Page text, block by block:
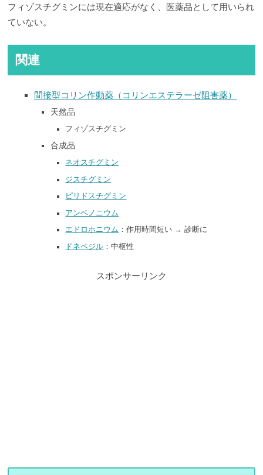
フィゾスチグミンには現在適応がなく、医薬品として用いられ
ていない。
関連
間接型コリン作動薬（コリンエステラーゼ阻害薬）
天然品
フィゾスチグミン
合成品
ネオスチグミン
ジスチグミン
ピリドスチグミン
アンベノニウム
エドロホニウム ：作用時間短い → 診断に
ドネペジル ：中枢性
スポンサーリンク